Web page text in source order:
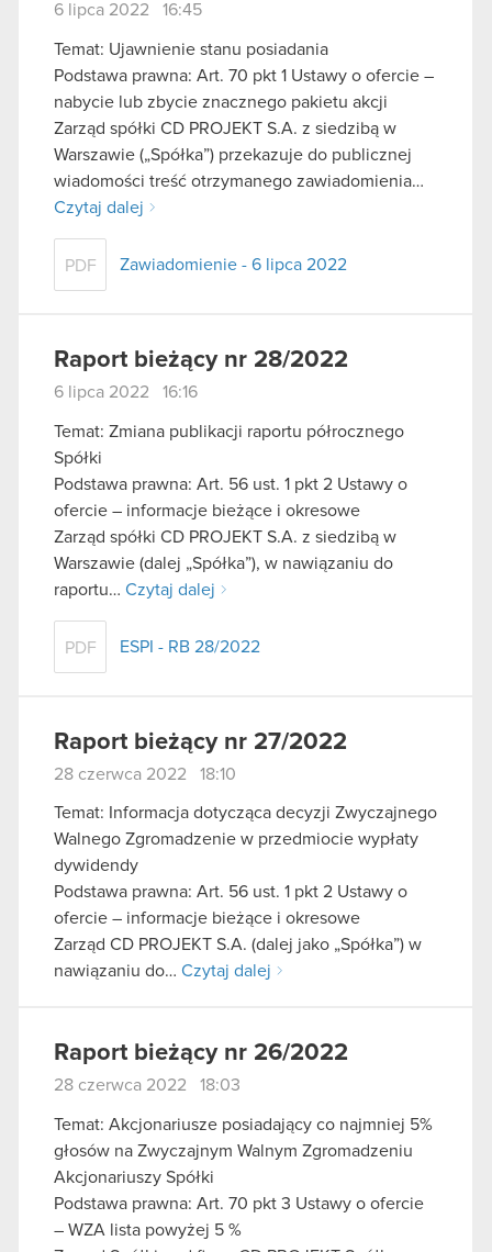
6 lipca 2022 16:45
Temat: Ujawnienie stanu posiadania
Podstawa prawna: Art. 70 pkt 1 Ustawy o ofercie –
nabycie lub zbycie znacznego pakietu akcji
Zarząd spółki CD PROJEKT S.A. z siedzibą w
Warszawie („Spółka”) przekazuje do publicznej
wiadomości treść otrzymanego zawiadomienia…
Czytaj dalej
PDF Zawiadomienie - 6 lipca 2022
Raport bieżący nr 28/2022
6 lipca 2022 16:16
Temat: Zmiana publikacji raportu półrocznego
Spółki
Podstawa prawna: Art. 56 ust. 1 pkt 2 Ustawy o
ofercie – informacje bieżące i okresowe
Zarząd spółki CD PROJEKT S.A. z siedzibą w
Warszawie (dalej „Spółka”), w nawiązaniu do
raportu… Czytaj dalej
PDF ESPI - RB 28/2022
Raport bieżący nr 27/2022
28 czerwca 2022 18:10
Temat: Informacja dotycząca decyzji Zwyczajnego
Walnego Zgromadzenie w przedmiocie wypłaty
dywidendy
Podstawa prawna: Art. 56 ust. 1 pkt 2 Ustawy o
ofercie – informacje bieżące i okresowe
Zarząd CD PROJEKT S.A. (dalej jako „Spółka”) w
nawiązaniu do… Czytaj dalej
Raport bieżący nr 26/2022
28 czerwca 2022 18:03
Temat: Akcjonariusze posiadający co najmniej 5%
głosów na Zwyczajnym Walnym Zgromadzeniu
Akcjonariuszy Spółki
Podstawa prawna: Art. 70 pkt 3 Ustawy o ofercie
– WZA lista powyżej 5 %